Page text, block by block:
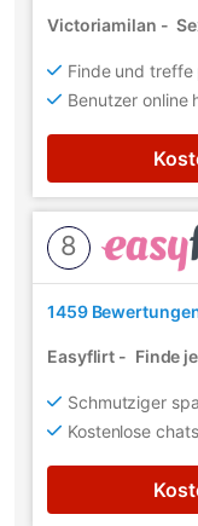
Victoriamilan -
Finde und
Benutzer online
8
1459
Easyflirt - Finde
Schmutziger
Kostenlose